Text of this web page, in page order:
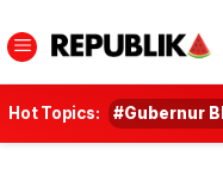
Hot Topics: #Gubernur